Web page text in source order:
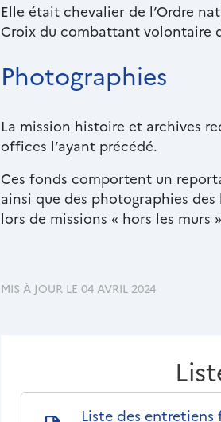
Elle était chevalier de l’Ordre
Croix du combattant volontaire
Texte
riche
Photographies
La mission histoire et archives
offices l’ayant précédé.
Ces fonds comportent un
ainsi que des photographies
lors de missions « hors les murs
MIS À JOUR LE 04 AVRIL 2024
Nom
Liste des entretiens